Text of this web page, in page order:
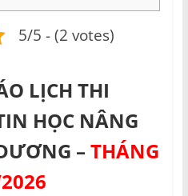
5/5 - (2 votes)
LỊCH THI
HỌC NÂNG
– THÁNG